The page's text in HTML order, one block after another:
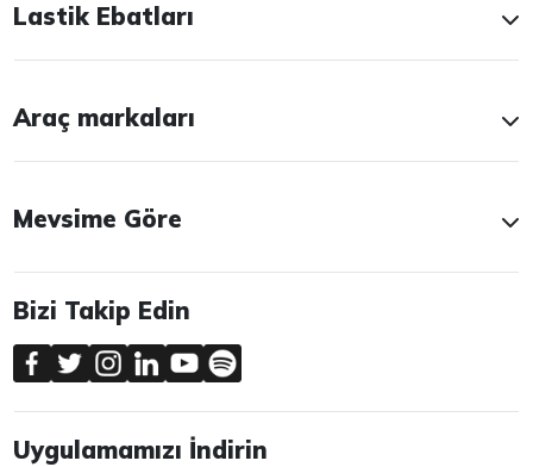
Lastik Ebatları
Araç markaları
Mevsime Göre
Bizi Takip Edin
Uygulamamızı İndirin